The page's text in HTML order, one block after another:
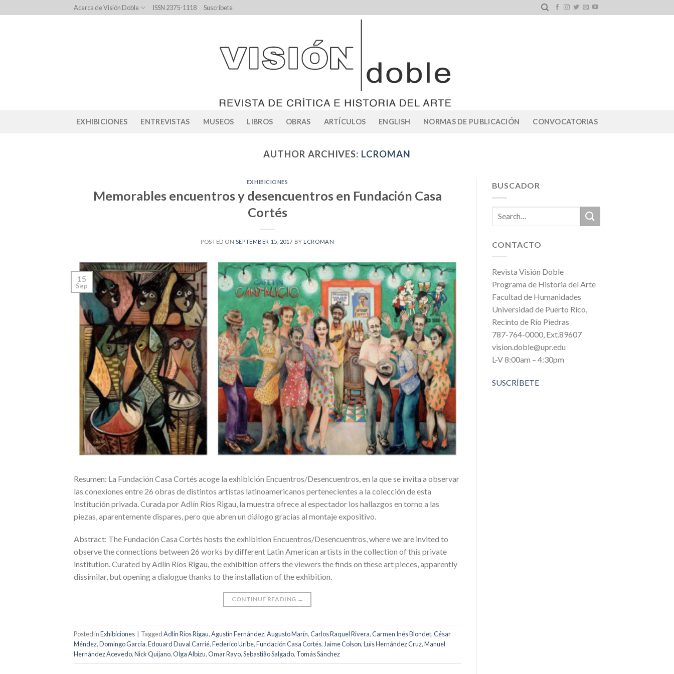
to
Acerca de Visión Doble ISSN 2375-1118 Suscríbete
EXHIBICIONES ENTREVISTAS MUSEOS LIBROS OBRAS ARTÍCULOS ENGLISH NORMAS DE PUBLICACIÓN CONVOCATORIAS
AUTHOR ARCHIVES: LCROMAN
EXHIBICIONES
Memorables encuentros y desencuentros en Fundación Casa
Cortés
POSTED ON SEPTEMBER 15, 2017 BY LCROMAN
15
Sep
Resumen: La Fundación Casa Cortés acoge la exhibición Encuentros/Desencuentros, en la que se invita a observar
las conexiones entre 26 obras de distintos artistas latinoamericanos pertenecientes a la colección de esta
institución privada. Curada por Adlín Ríos Rigau, la muestra ofrece al espectador los hallazgos en torno a las
piezas, aparentemente dispares, pero que abren un diálogo gracias al montaje expositivo.
Abstract: The Fundación Casa Cortés hosts the exhibition Encuentros/Desencuentros, where we are invited to
observe the connections between 26 works by different Latin American artists in the collection of this private
institution. Curated by Adlín Ríos Rigau, the exhibition offers the viewers the finds on these art pieces, apparently
dissimilar, but opening a dialogue thanks to the installation of the exhibition.
CONTINUE READING →
Posted inExhibiciones TaggedAdlín Rios Rigau,Agustín Fernández,Augusto Marín,Carlos Raquel Rivera,Carmen Inés Blondet,César
Méndez,Domingo García,Edouard Duval Carrié,Federico Uribe,Fundación Casa Cortés, Jaime Colson,Luis Hernández Cruz,Manuel
Hernández Acevedo,Nick Quijano,Olga Albizu,Omar Rayo,Sebastião Salgado, Tomás Sánchez
BUSCADOR
CONTACTO
Revista Visión Doble
Programa de Historia del Arte
Facultad de Humanidades
Universidad de Puerto Rico,
Recinto de Río Piedras
787-764-0000, Ext.89607
vision.doble@upr.edu
L-V 8:00am – 4:30pm
SUSCRÍBETE